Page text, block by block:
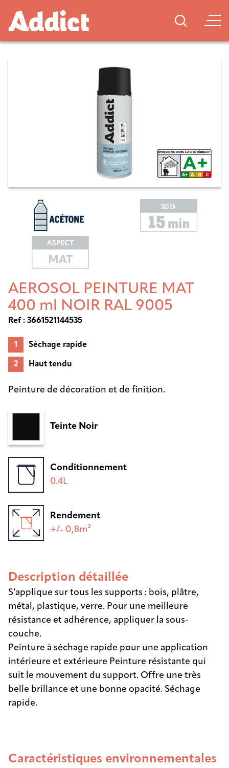
AEROSOL PEINTURE MAT
400 ml NOIR RAL 9005
Ref : 3661521144535
Séchage rapide
Haut tendu
Peinture de décoration et de finition.
Teinte Noir
Conditionnement
0.4L
Rendement
+/- 0,8m²
Description détaillée
S’applique sur tous les supports : bois, plâtre,
métal, plastique, verre. Pour une meilleure
résistance et adhérence, appliquer la sous-
couche.
Peinture à séchage rapide pour une application
intérieure et extérieure Peinture résistante qui
suit le mouvement du support. Offre une très
belle brillance et une bonne opacité. Séchage
rapide.
Caractéristiques environnementales